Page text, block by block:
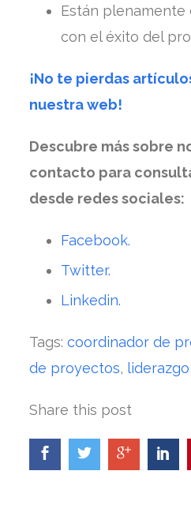
Están
con el éxito del
¡No te pierdas
nuestra web!
Descubre más sobre
contacto para
desde redes sociales:
Facebook.
Twitter.
Linkedin.
Tags:coordinador de
de proyectos, liderazgo
Share this post